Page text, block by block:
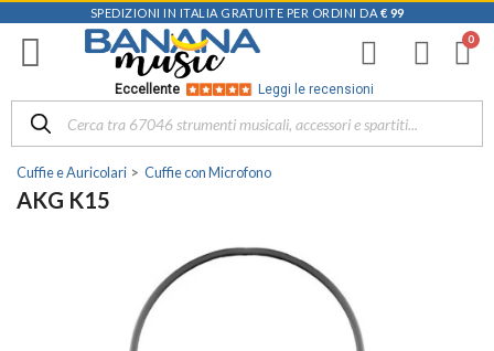
SPEDIZIONI IN ITALIA GRATUITE PER ORDINI DA € 99
Eccellente Leggi le recensioni
Cuffie e Auricolari Cuffie con Microfono
AKG K15